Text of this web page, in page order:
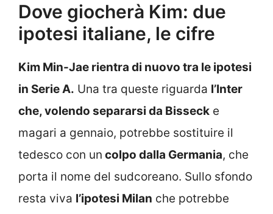
Dove giocherà Kim: due
ipotesi italiane, le cifre
Kim Min-Jae rientra di nuovo tra le ipotesi
in Serie A. Una tra queste riguarda l’Inter
che, volendo separarsi da Bisseck e
magari a gennaio, potrebbe sostituire il
tedesco con un colpo dalla Germania, che
porta il nome del sudcoreano. Sullo sfondo
resta viva l’ipotesi Milan che potrebbe